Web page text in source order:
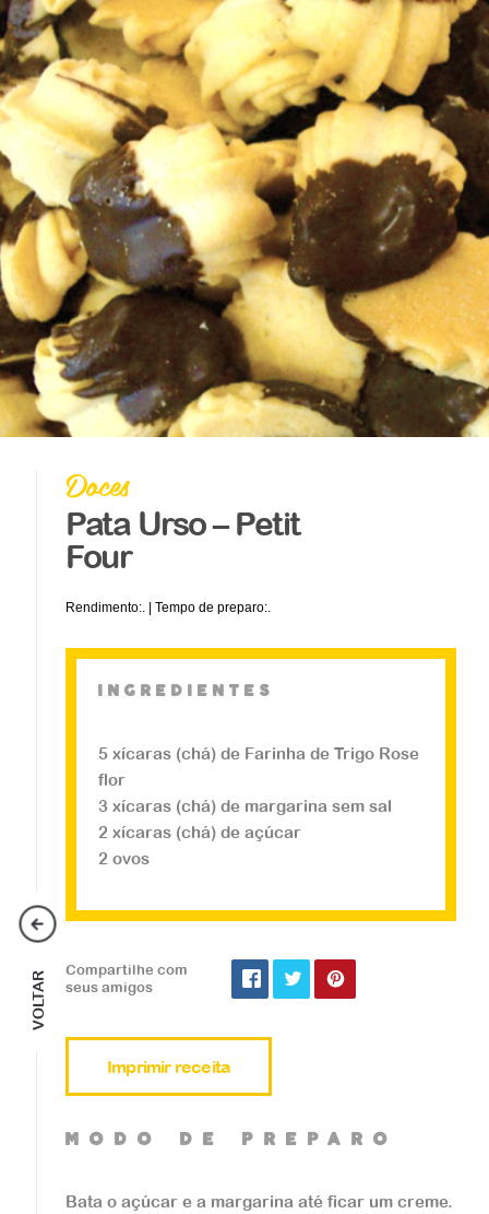
Todas Vídeo Receitas Cucas
Doces Coberturas Massas
Biscoitos Bolos
Tortas Salgados Integral
Dicas
Doces
Cupcake de Menta
Cupcake de Microond
as
VOLTAR
Doces
Pata Urso – Petit
Four
Rendimento:. | Tempo de preparo:.
ingredientes
5 xícaras (chá) de Farinha de Trigo Rose
flor
3 xícaras (chá) de margarina sem sal
2 xícaras (chá) de açúcar
2 ovos
Compartilhe com
seus amigos
Imprimir receita
mOdO de preparO
Bata o açúcar e a margarina até ficar um creme.